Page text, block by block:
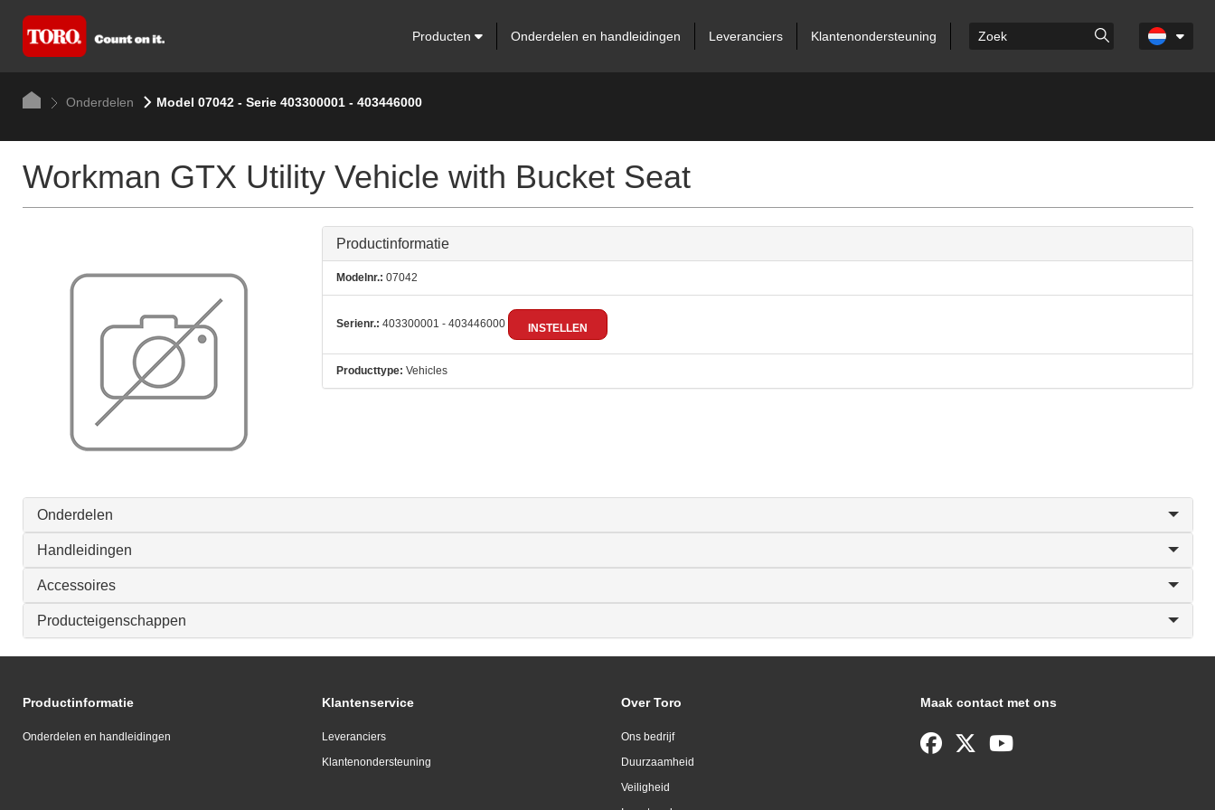
Producten Onderdelen en handleidingen Leveranciers Klantenondersteuning
Onderdelen Model 07042 - Serie 403300001 - 403446000
Workman GTX Utility Vehicle with Bucket Seat
Productinformatie
Modelnr.: 07042
Serienr.: 403300001 - 403446000 INSTELLEN
Producttype: Vehicles
Onderdelen
Handleidingen
Accessoires
Producteigenschappen
Productinformatie
Onderdelen en handleidingen
Klantenservice
Leveranciers
Klantenondersteuning
Over Toro
Ons bedrijf
Duurzaamheid
Veiligheid
Maak contact met ons